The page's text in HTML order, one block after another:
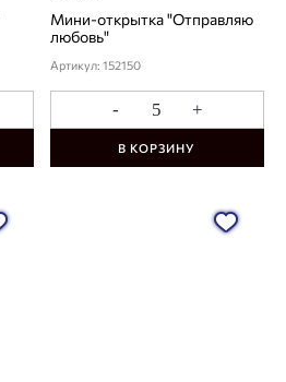
Мини-открытка "Отправляю
любовь"
Артикул: 152150
- +
В КОРЗИНУ